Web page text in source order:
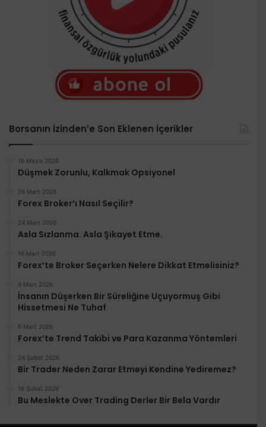
Borsanın İzinden’e Son Eklenen İçerikler
18 Mayıs 2026
Düşmek Zorunlu, Kalkmak Opsiyonel
26 Mart 2026
Forex Broker’ı Nasıl Seçilir?
24 Mart 2026
Asla Sızlanma. Asla Şikayet Etme.
16 Mart 2026
Forex’te Broker Seçerken Nelere Dikkat Etmelisiniz?
9 Mart 2026
İnsanın Düşerken Bir Süreliğine Uçuyormuş Gibi
Hissetmesi Ne Tuhaf
6 Mart 2026
Forex’te Trend Takibi ve Para Kazanma Yöntemleri
24 Şubat 2026
Bir Trader Neden Zarar Etmeyi Kendine Yediremez?
16 Şubat 2026
Bu Meslekte Over Trading Derler Bir Bela Vardır